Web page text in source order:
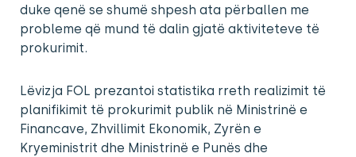
duke qenë se shumë shpesh ata përballen me
probleme që mund të dalin gjatë aktiviteteve të
prokurimit.
Lëvizja FOL prezantoi statistika rreth realizimit të
planifikimit të prokurimit publik në Ministrinë e
Financave, Zhvillimit Ekonomik, Zyrën e
Kryeministrit dhe Ministrinë e Punës dhe